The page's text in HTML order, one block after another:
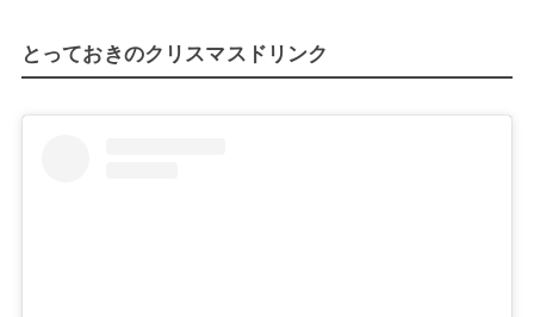
とっておきのクリスマスドリンク